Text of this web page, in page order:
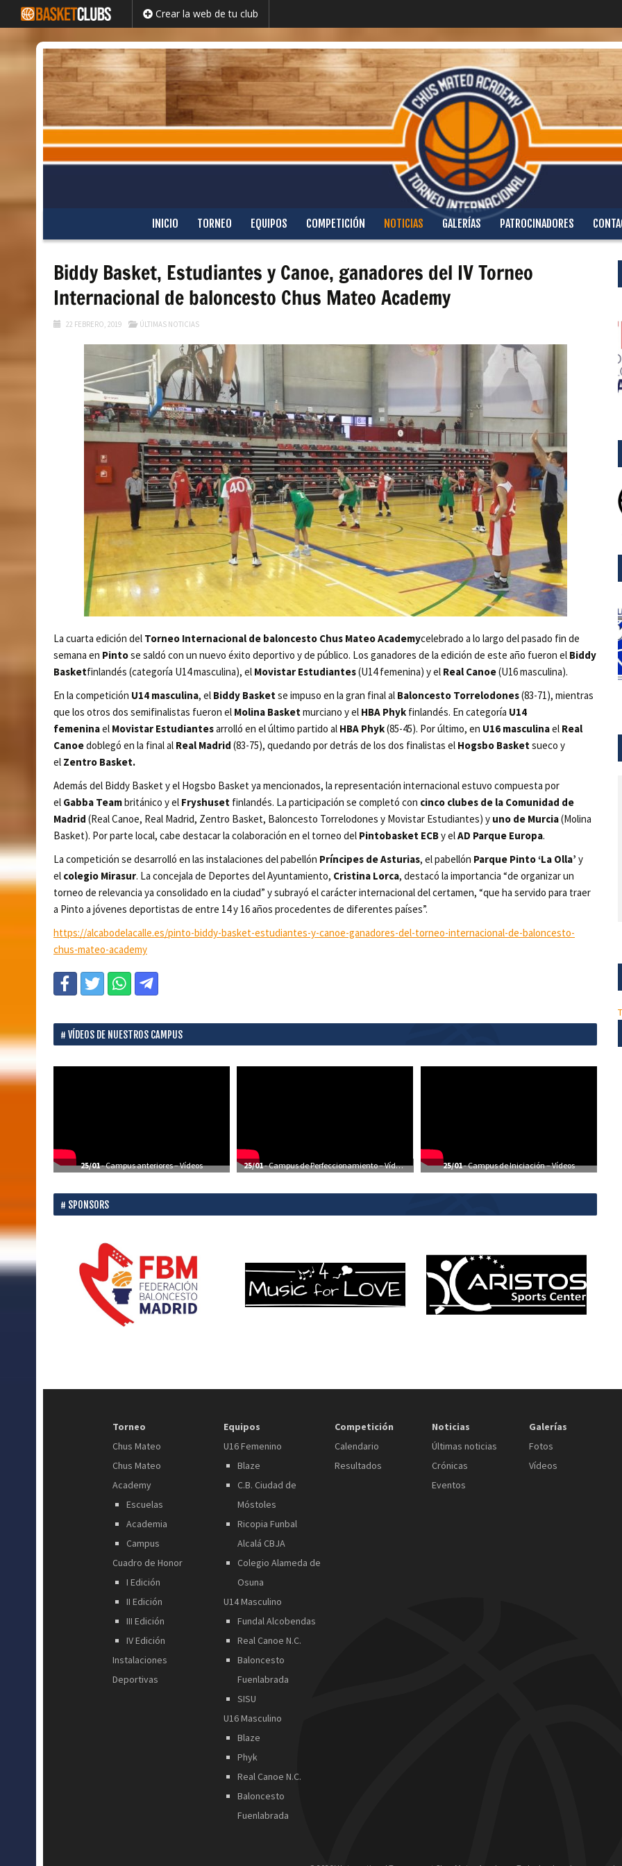
Crear la web de tu club
INICIO TORNEO EQUIPOS COMPETICIÓN NOTICIAS GALERÍAS PATROCINADORES
Biddy Basket, Estudiantes y Canoe, ganadores del IV Torneo
Internacional de baloncesto Chus Mateo Academy
22 FEBRERO, 2019 ÚLTIMAS NOTICIAS
La cuarta edición del Torneo Internacional de baloncesto Chus Mateo Academycelebrado a lo largo del pasado fin de
semana en Pintose saldó con un nuevo éxito deportivo y de público. Los ganadores de la edición de este año fueron el Biddy
Basketfinlandés (categoría U14 masculina), el Movistar Estudiantes(U14 femenina) y el Real Canoe(U16 masculina).
En la competición U14 masculina, el Biddy Basketse impuso en la gran final al Baloncesto Torrelodones(83-71), mientras
que los otros dos semifinalistas fueron el Molina Basketmurciano y el HBA Phyk finlandés. En categoría U14
femeninael Movistar Estudiantesarrolló en el último partido al HBA Phyk(85-45). Por último, en U16 masculinael Real
Canoedoblegó en la final al Real Madrid (83-75), quedando por detrás de los dos finalistas el Hogsbo Basketsueco y
el Zentro Basket.
Además del Biddy Basket y el Hogsbo Basket ya mencionados, la representación internacional estuvo compuesta por
el Gabba Teambritánico y el Fryshuset finlandés. La participación se completó con cinco clubes de la Comunidad de
Madrid (Real Canoe, Real Madrid, Zentro Basket, Baloncesto Torrelodones y Movistar Estudiantes) y uno de Murcia(Molina
Basket). Por parte local, cabe destacar la colaboración en el torneo del Pintobasket ECBy elAD Parque Europa.
La competición se desarrolló en las instalaciones del pabellón Príncipes de Asturias, el pabellón Parque Pinto ‘La Olla’ y
el colegio Mirasur. La concejala de Deportes del Ayuntamiento, Cristina Lorca, destacó la importancia “de organizar un
torneo de relevancia ya consolidado en la ciudad” y subrayó el carácter internacional del certamen, “que ha servido para traer
a Pinto a jóvenes deportistas de entre 14 y 16 años procedentes de diferentes países”.
https://alcabodelacalle.es/pinto-biddy-basket-estudiantes-y-canoe-ganadores-del-torneo-internacional-de-baloncesto-
chus-mateo-academy
VÍDEOS DE NUESTROS CAMPUS
25/01- Campus anteriores – Vídeos 25/01- Campus de Perfeccionamiento – Vídeos 25/01- Campus de Iniciación – Vídeos
SPONSORS
Torneo
Chus Mateo
Chus Mateo
Academy
Escuelas
Academia
Campus
Cuadro de Honor
I Edición
II Edición
III Edición
IV Edición
Instalaciones
Deportivas
Equipos
U16 Femenino
Blaze
C.B. Ciudad de
Móstoles
Ricopia Funbal
Alcalá CBJA
Colegio Alameda de
Osuna
U14 Masculino
Fundal Alcobendas
Real Canoe N.C.
Baloncesto
Fuenlabrada
SISU
U16 Masculino
Blaze
Phyk
Real Canoe N.C.
Baloncesto
Fuenlabrada
Competición
Calendario
Resultados
Noticias
Últimas noticias
Crónicas
Eventos
Galerías
Fotos
Vídeos